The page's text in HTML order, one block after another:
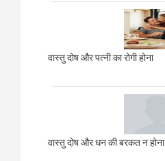
वास्तु दोष और पत्नी का रोगी होना
वास्तु दोष और धन की बरकत न होना